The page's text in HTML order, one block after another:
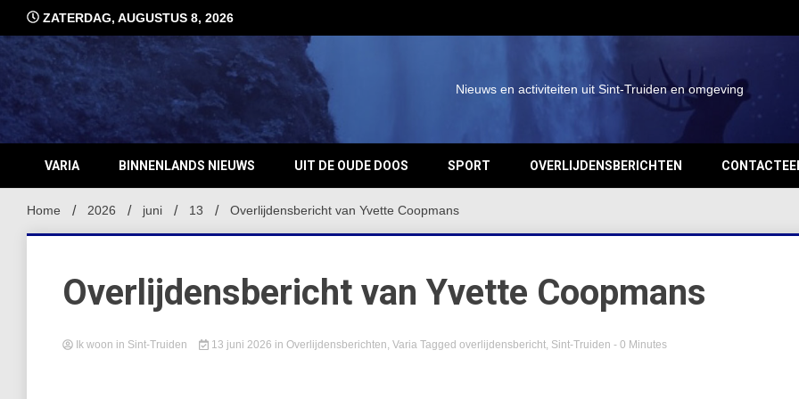
inhoud
ZATERDAG, AUGUSTUS 8, 2026
Nieuws en activiteiten uit Sint-Truiden en omgeving
VARIA BINNENLANDS NIEUWS UIT DE OUDE DOOS SPORT OVERLIJDENSBERICHTEN
Home 2026 juni 13 Overlijdensbericht van Yvette Coopmans
Overlijdensbericht van Yvette Coopmans
Ik woon in Sint-Truiden 13 juni 2026 in Overlijdensberichten, Varia Tagged overlijdensbericht, Sint-Truiden - 0 Minutes